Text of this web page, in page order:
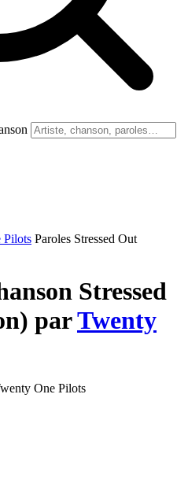
Pilots Paroles Stressed Out
Stressed
parTwenty
One Pilots